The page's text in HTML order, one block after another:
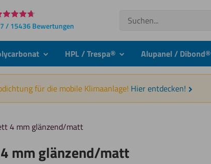
/ 15436 Bewertungen
Suchen
submenuHPL / Trespa® submenuAlupanel / Dibond®
für die mobile Klimaanlage! Hier entdecken!
4 mm glänzend/matt
mm glänzend/matt